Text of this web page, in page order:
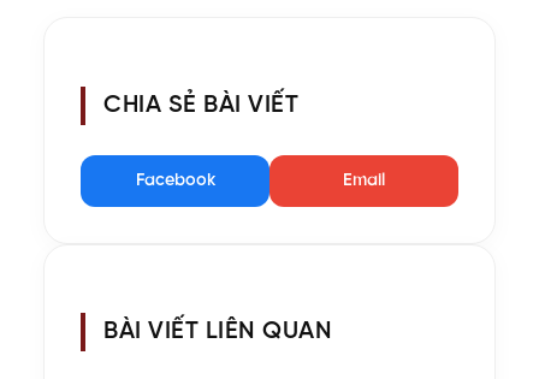
CHIA SẺ BÀI VIẾT
Facebook Email
BÀI VIẾT LIÊN QUAN